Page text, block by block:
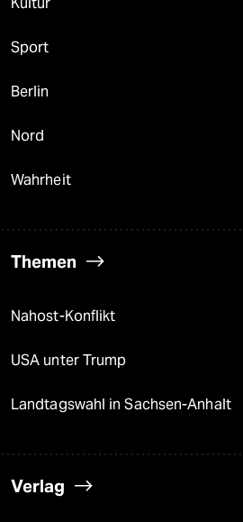
Sport
Berlin
Nord
Wahrheit
Themen
Nahost-Konflikt
USA unter Trump
Landtagswahl in Sachsen-Anhalt
Verlag